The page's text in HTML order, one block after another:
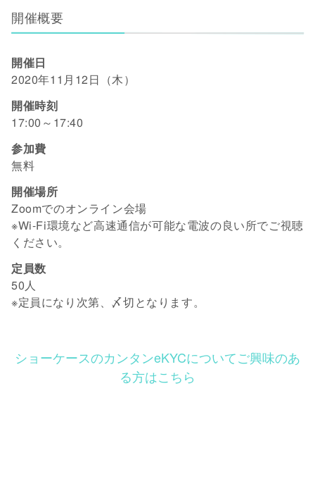
開催概要
開催日
2020年11月12日（木）
開催時刻
17:00～17:40
参加費
無料
開催場所
Zoomでのオンライン会場
※Wi-Fi環境など高速通信が可能な電波の良い所でご視聴
ください。
定員数
50人
※定員になり次第、〆切となります。
ショーケースのカンタンeKYCについてご興味のあ
る方はこちら